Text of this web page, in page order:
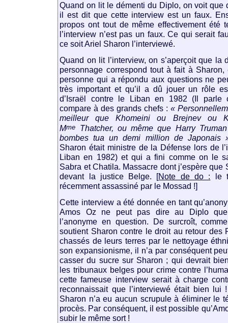
Quand on lit le démenti du Diplo, on voit que
il est dit que cette interview est un faux.
propos ont tout de même effectivement été
l’interview n’est pas un faux. Ce qui serait
ce soit Ariel Sharon l’interviewé.
Quand on lit l’interview, on s’aperçoit que la
personnage correspond tout à fait à
personne qui a répondu aux questions ne
très important et qu’il a dû jouer un rôle
d’Israël contre le Liban en 1982 (Il parle
compare à des grands chefs :«
meilleur que Khomeini ou Brejnev ou
Mme
Thatcher, ou même que Harry
bombes tua un demi million de Japonais
Sharon était ministre de la Défense lors de
Liban en 1982) et qui a fini comme on le
Sabra et Chatila. Massacre dont j’espère que
devant la justice Belge. [Note de do : le
récemment assassiné par le Mossad !]
Cette interview a été donnée en tant
Amos Oz ne peut pas dire au Diplo
l’anonyme en question. De surcroît,
soutient Sharon contre le droit au retour des
chassés de leurs terres par le nettoyage
son expansionisme, il n’a par conséquent
casser du sucre sur Sharon ; qui devrait
les tribunaux belges pour crime contre
cette fameuse interview serait à charge
reconnaissait que l’interviewé était bien lui
Sharon n’a eu aucun scrupule à éliminer le
procès. Par conséquent, il est possible
subir le même sort !